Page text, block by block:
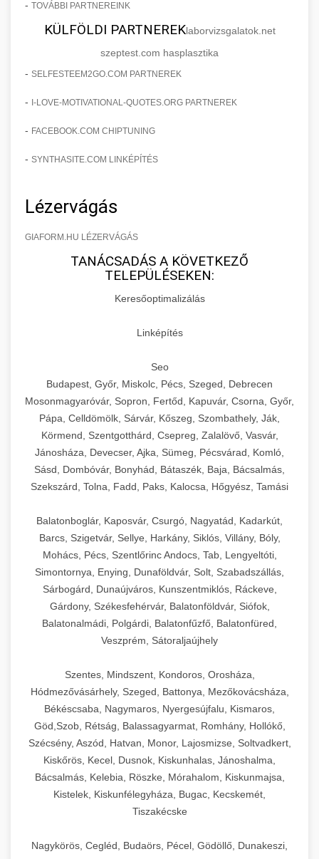
- TOVÁBBI PARTNEREINK
KÜLFÖLDI PARTNEREKlaborvizsgalatok.net
szeptest.com hasplasztika
- SELFESTEEM2GO.COM PARTNEREK
- I-LOVE-MOTIVATIONAL-QUOTES.ORG PARTNEREK
- FACEBOOK.COM CHIPTUNING
- SYNTHASITE.COM LINKÉPÍTÉS
Lézervágás
GIAFORM.HU LÉZERVÁGÁS
TANÁCSADÁS A KÖVETKEZŐ
TELEPÜLÉSEKEN:
Keresőoptimalizálás
Linképítés
Seo
Budapest, Győr, Miskolc, Pécs, Szeged, Debrecen
Mosonmagyaróvár, Sopron, Fertőd, Kapuvár, Csorna, Győr,
Pápa, Celldömölk, Sárvár, Kőszeg, Szombathely, Ják,
Körmend, Szentgotthárd, Csepreg, Zalalövő, Vasvár,
Jánosháza, Devecser, Ajka, Sümeg, Pécsvárad, Komló,
Sásd, Dombóvár, Bonyhád, Bátaszék, Baja, Bácsalmás,
Szekszárd, Tolna, Fadd, Paks, Kalocsa, Hőgyész, Tamási
Balatonboglár, Kaposvár, Csurgó, Nagyatád, Kadarkút,
Barcs, Szigetvár, Sellye, Harkány, Siklós, Villány, Bóly,
Mohács, Pécs, Szentlőrinc Andocs, Tab, Lengyeltóti,
Simontornya, Enying, Dunaföldvár, Solt, Szabadszállás,
Sárbogárd, Dunaújváros, Kunszentmiklós, Ráckeve,
Gárdony, Székesfehérvár, Balatonföldvár, Siófok,
Balatonalmádi, Polgárdi, Balatonfűzfő, Balatonfüred,
Veszprém, Sátoraljaújhely
Szentes, Mindszent, Kondoros, Orosháza,
Hódmezővásárhely, Szeged, Battonya, Mezőkovácsháza,
Békéscsaba, Nagymaros, Nyergesújfalu, Kismaros,
Göd,Szob, Rétság, Balassagyarmat, Romhány, Hollókő,
Szécsény, Aszód, Hatvan, Monor, Lajosmizse, Soltvadkert,
Kiskőrös, Kecel, Dusnok, Kiskunhalas, Jánoshalma,
Bácsalmás, Kelebia, Röszke, Mórahalom, Kiskunmajsa,
Kistelek, Kiskunfélegyháza, Bugac, Kecskemét,
Tiszakécske
Nagykörös, Cegléd, Budaörs, Pécel, Gödöllő, Dunakeszi,